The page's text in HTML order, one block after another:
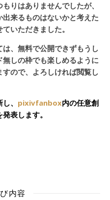
りはありませんでしたが、
来るものはないかと考えた
いただきました。
、無料で公開できずもうし
しの枠でも楽しめるように
ので、よろしければ閲覧し
、 pixivfanbox内の任意創
表します。
内容